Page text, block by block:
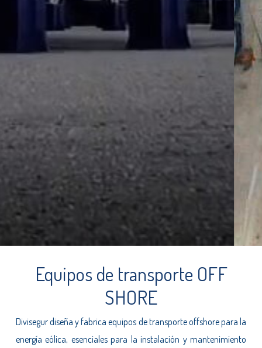
Equipos de transporte OFF
SHORE
Divisegur diseña y fabrica equipos de transporte offshore para la
energía eólica, esenciales para la instalación y mantenimiento